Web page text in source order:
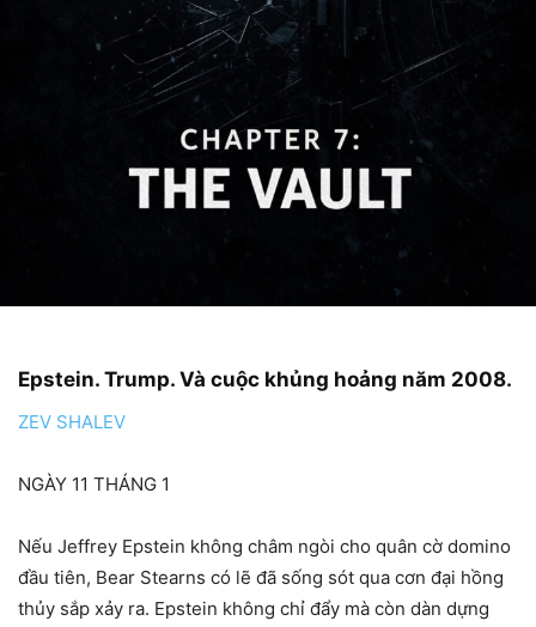
Epstein. Trump. Và cuộc khủng hoảng năm 2008.
ZEV SHALEV
NGÀY 11 THÁNG 1
Nếu Jeffrey Epstein không châm ngòi cho quân cờ domino
đầu tiên, Bear Stearns có lẽ đã sống sót qua cơn đại hồng
thủy sắp xảy ra. Epstein không chỉ đẩy mà còn dàn dựng